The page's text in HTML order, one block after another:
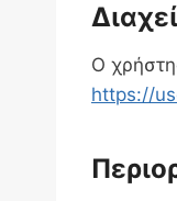
Ο
https://